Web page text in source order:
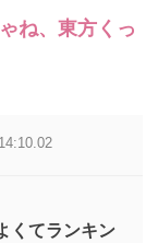
ね、東方くっ
くてランキン